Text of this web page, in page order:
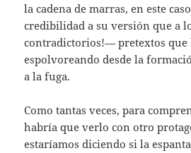
la cadena de marras, en este
credibilidad a su versión que a
contradictorios!— pretextos que
espolvoreando desde la
a la fuga.
Como tantas veces, para
habría que verlo con otro
estaríamos diciendo si la